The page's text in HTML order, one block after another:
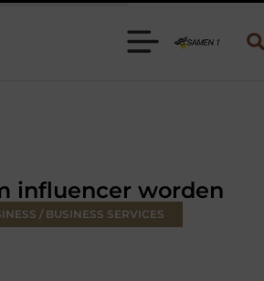
jouw klus
influencer worden
/ BUSINESS SERVICES